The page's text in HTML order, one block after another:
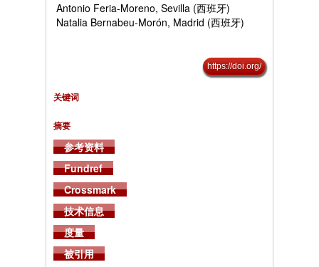
Antonio Feria-Moreno, Sevilla (西班牙)
Natalia Bernabeu-Morón, Madrid (西班牙)
https://doi.org/
关键词
摘要
参考资料
Fundref
Crossmark
技术信息
度量
被引用